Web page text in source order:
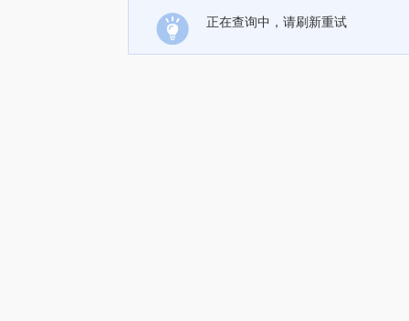
正在查询中，请刷新重试